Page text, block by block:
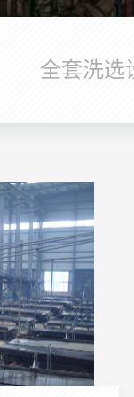
全套洗选